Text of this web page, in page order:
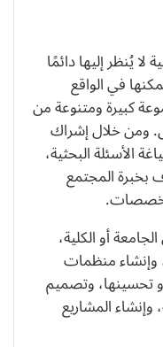
يُنظر إليها دائمًا
في الواقع
كبيرة ومتنوعة من
ومن خلال إشراك
الأسئلة البحثية،
المجتمع
أو الكلية،
وإنشاء منظمات
تحسينها، وتصميم
وإنشاء المشاريع